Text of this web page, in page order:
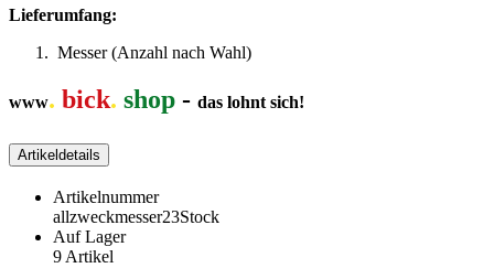
Lieferumfang:
Messer (Anzahl nach Wahl)
www. bick. shop - das lohnt sich!
Artikeldetails
Artikelnummer
allzweckmesser23Stock
Auf Lager
9 Artikel